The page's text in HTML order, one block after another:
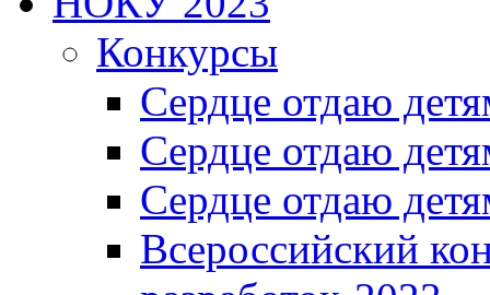
Конкурсы
Сердце отдаю
Сердце отдаю
Сердце отдаю
Всероссийский